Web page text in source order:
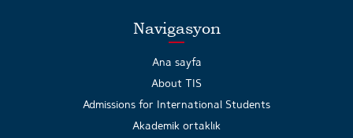
Navigasyon
Ana sayfa
About TIS
Admissions for International Students
Akademik ortaklık